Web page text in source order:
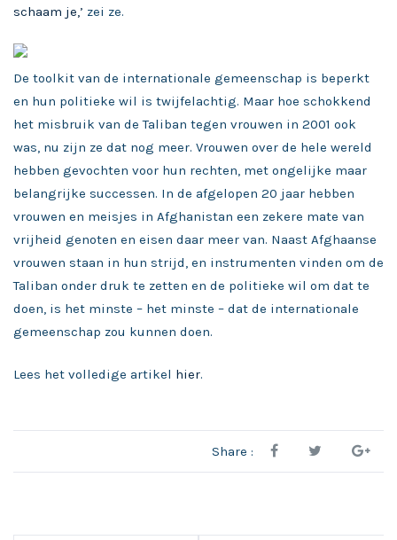
schaam je,’ zei ze.
De toolkit van de internationale gemeenschap is beperkt
en hun politieke wil is twijfelachtig. Maar hoe schokkend
het misbruik van de Taliban tegen vrouwen in 2001 ook
was, nu zijn ze dat nog meer. Vrouwen over de hele wereld
hebben gevochten voor hun rechten, met ongelijke maar
belangrijke successen. In de afgelopen 20 jaar hebben
vrouwen en meisjes in Afghanistan een zekere mate van
vrijheid genoten en eisen daar meer van. Naast Afghaanse
vrouwen staan in hun strijd, en instrumenten vinden om de
Taliban onder druk te zetten en de politieke wil om dat te
doen, is het minste – het minste – dat de internationale
gemeenschap zou kunnen doen.
Lees het volledige artikel hier.
Share :